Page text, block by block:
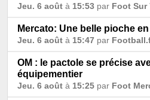
Jeu. 6 août à 15:53 par Foot Sur
Mercato: Une belle pioche en
Jeu. 6 août à 15:47 par
OM : le pactole se précise
équipementier
Jeu. 6 août à 15:25 par Foot